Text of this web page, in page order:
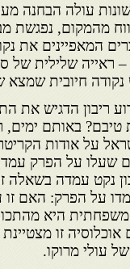
עולה הבחנה
מהמקום, נפגשת
המאפיינים את
– ראייה שלילית
נקודה חיובית
ריבון הדגיש את
באותם ימים,
על אודות
שעלו על הפרק
נקט עמדה בשאלה
על הפרק: האם זו
היא
זו
עולי מרוקו.